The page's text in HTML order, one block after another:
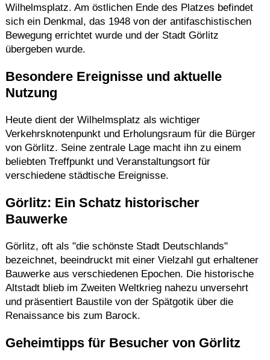
Wilhelmsplatz. Am östlichen Ende des Platzes befindet
sich ein Denkmal, das 1948 von der antifaschistischen
Bewegung errichtet wurde und der Stadt Görlitz
übergeben wurde.
Besondere Ereignisse und aktuelle
Nutzung
Heute dient der Wilhelmsplatz als wichtiger
Verkehrsknotenpunkt und Erholungsraum für die Bürger
von Görlitz. Seine zentrale Lage macht ihn zu einem
beliebten Treffpunkt und Veranstaltungsort für
verschiedene städtische Ereignisse.
Görlitz: Ein Schatz historischer
Bauwerke
Görlitz, oft als "die schönste Stadt Deutschlands"
bezeichnet, beeindruckt mit einer Vielzahl gut erhaltener
Bauwerke aus verschiedenen Epochen. Die historische
Altstadt blieb im Zweiten Weltkrieg nahezu unversehrt
und präsentiert Baustile von der Spätgotik über die
Renaissance bis zum Barock.
Geheimtipps für Besucher von Görlitz